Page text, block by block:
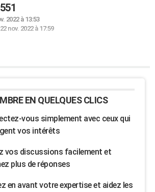
2022 à 13:53
22 nov. 2022 à 17:59
EN QUELQUES CLICS
vous simplement avec ceux qui
vos intérêts
vos discussions facilement et
plus de réponses
en avant votre expertise et aidez les